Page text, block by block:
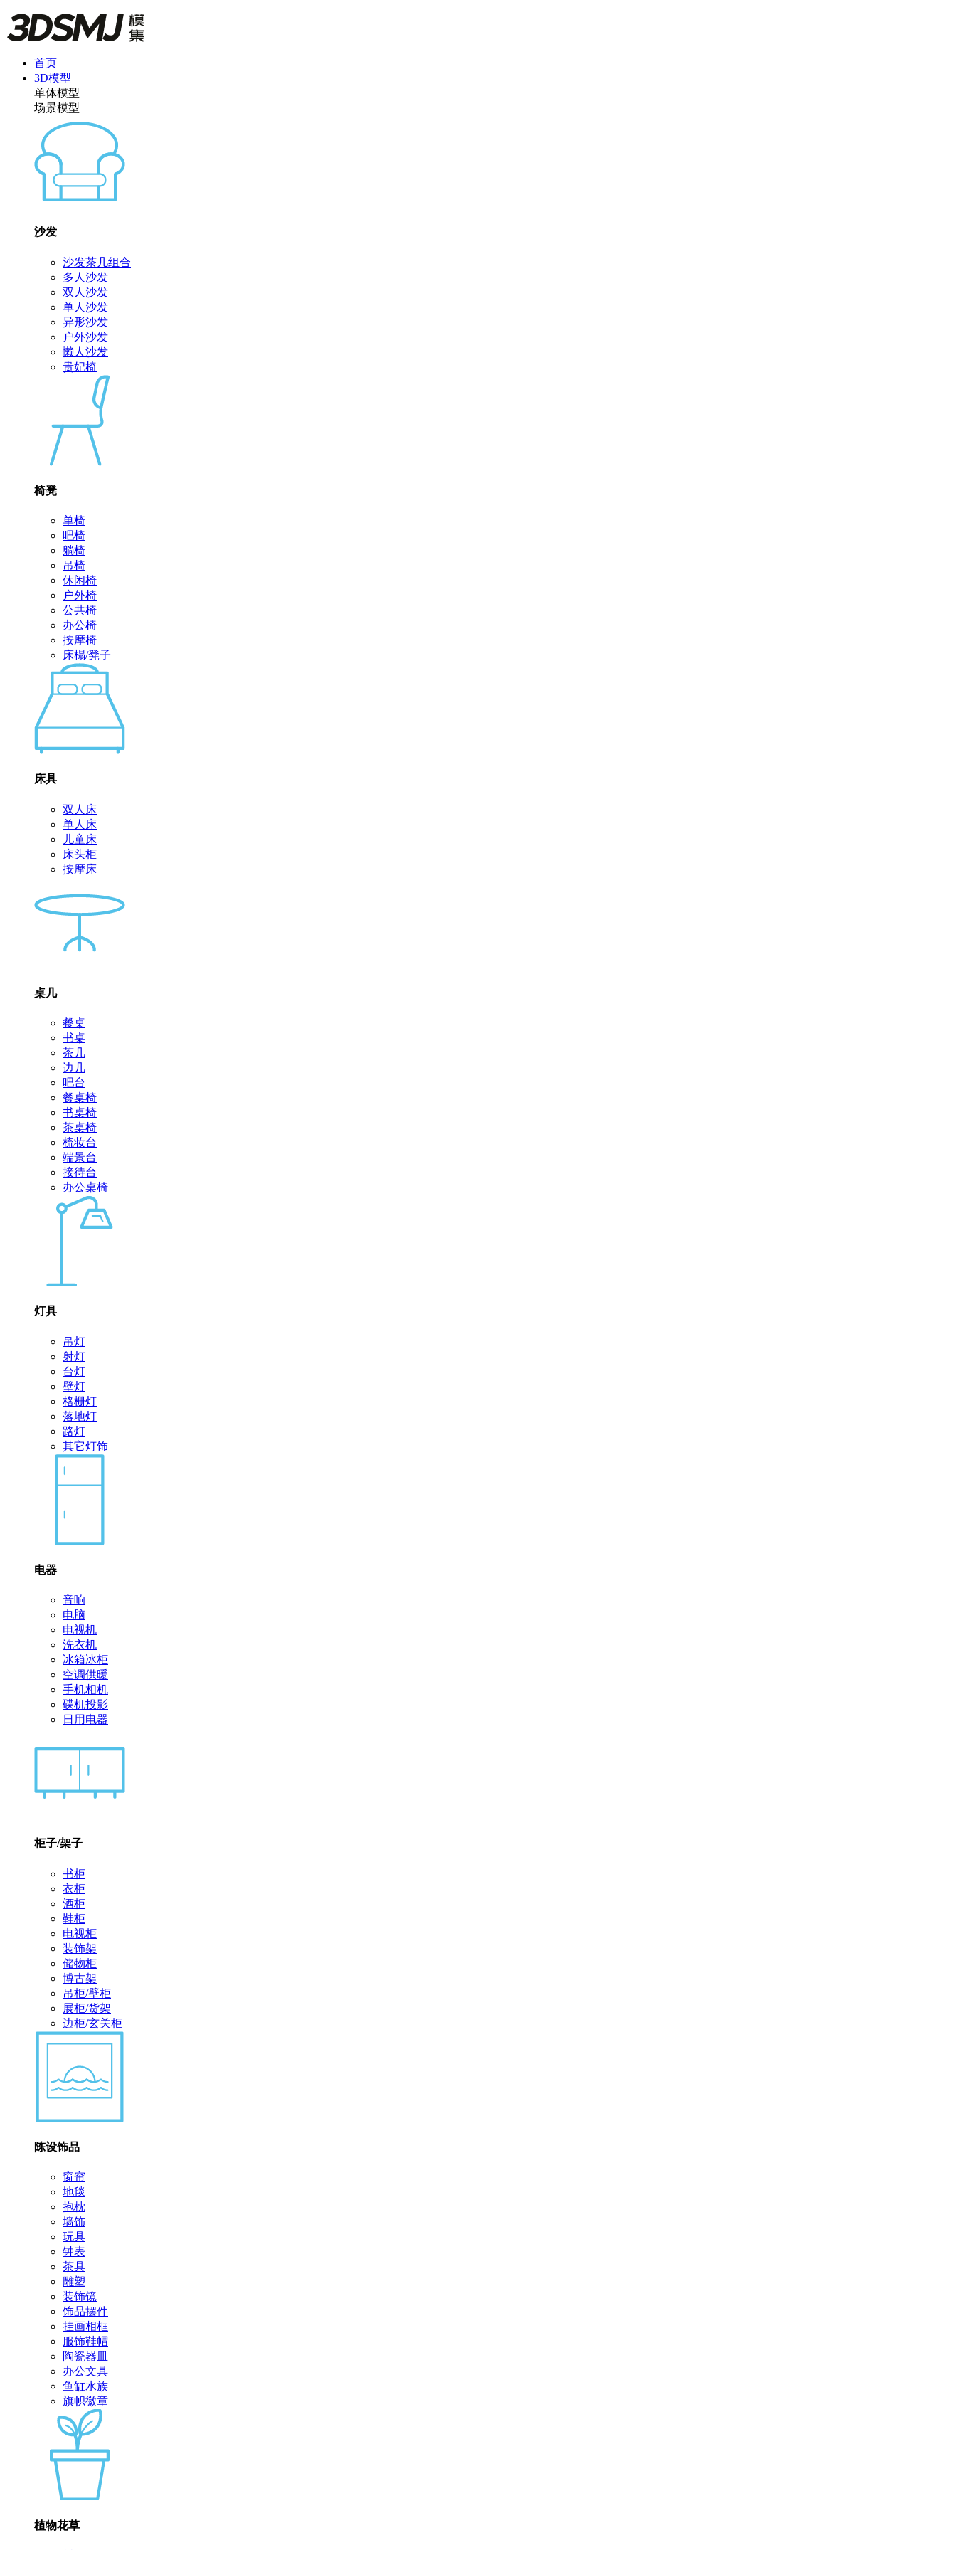
首页
3D模型
单体模型
场景模型
沙发
沙发茶几组合
多人沙发
双人沙发
单人沙发
异形沙发
户外沙发
懒人沙发
贵妃椅
椅凳
单椅
吧椅
躺椅
吊椅
休闲椅
户外椅
公共椅
办公椅
按摩椅
床榻/凳子
床具
双人床
单人床
儿童床
床头柜
按摩床
桌几
餐桌
书桌
茶几
边几
吧台
餐桌椅
书桌椅
茶桌椅
梳妆台
端景台
接待台
办公桌椅
灯具
吊灯
射灯
台灯
壁灯
格栅灯
落地灯
路灯
其它灯饰
电器
音响
电脑
电视机
洗衣机
冰箱冰柜
空调供暖
手机相机
碟机投影
日用电器
柜子/架子
书柜
衣柜
酒柜
鞋柜
电视柜
装饰架
储物柜
博古架
吊柜/壁柜
展柜/货架
边柜/玄关柜
陈设饰品
窗帘
地毯
抱枕
墙饰
玩具
钟表
茶具
雕塑
装饰镜
饰品摆件
挂画相框
服饰鞋帽
陶瓷器皿
办公文具
鱼缸水族
旗帜徽章
植物花草